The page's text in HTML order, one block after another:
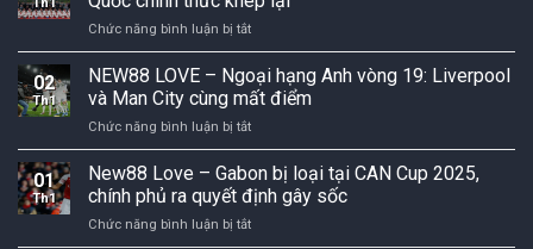
An
Ban
Nha
Vô
Địch
World
2026
Indonesia
bổ
nhiệm
HLV
Herdman
mức
lương
kỷ
lục
USD
Chức năng bình luận bị tắtở
New88
“Kỷ
nguyên
bong
bóng”
của
bóng
đá
Trung
Quốc
02
Th1
NEW88 LOVE – Ngoại hạng Anh vòng 19: Liverpool
và Man City cùng mất điểm
Chức năng bình luận bị tắtở
NEW88
LOVE
–
Ngoại
hạng
01
Th1
New88 Love – Gabon bị loại tại CAN Cup 2025,
chính phủ ra quyết định gây sốc
Chức năng bình luận bị tắtở
New88